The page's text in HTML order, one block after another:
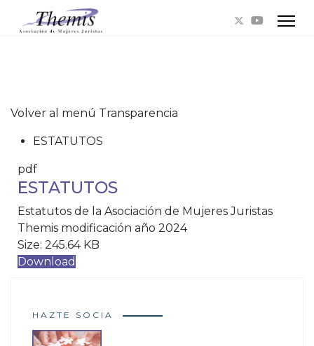
Volver al menú Transparencia
ESTATUTOS
pdf
ESTATUTOS
Estatutos de la Asociación de Mujeres Juristas
Themis modificación año 2024
Size: 245.64 KB
Download
HAZTE SOCIA